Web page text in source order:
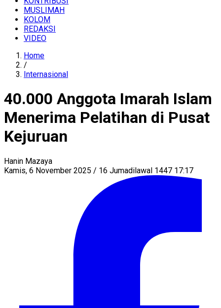
MUSLIMAH
KOLOM
REDAKSI
VIDEO
Home
/
Internasional
40.000 Anggota Imarah Islam
Menerima Pelatihan di Pusat
Kejuruan
Hanin Mazaya
Kamis, 6 November 2025 / 16 Jumadilawal 1447 17:17